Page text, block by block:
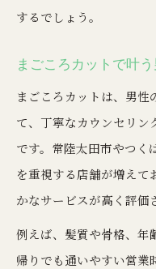
するでしょう。
まごころカットで叶
まごころカットは、男
て、丁寧なカウンセリン
です。常陸太田市やつく
を重視する店舗が増え
かなサービスが高く評価
例えば、髪質や骨格、年
帰りでも通いやすい営業